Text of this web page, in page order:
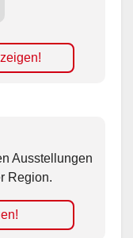
Ausstellungen
Region.